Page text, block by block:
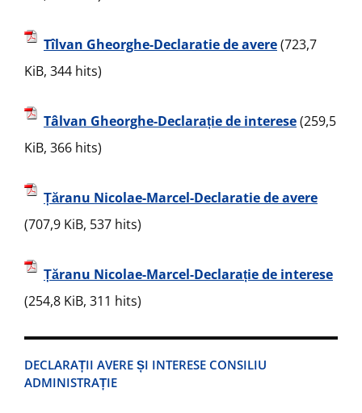
Tîlvan Gheorghe-Declaratie de avere(723,7
KiB, 344 hits)
Tâlvan Gheorghe-Declarație de interese(259,5
KiB, 366 hits)
Țăranu Nicolae-Marcel-Declaratie de avere
(707,9 KiB, 537 hits)
Țăranu Nicolae-Marcel-Declarație de interese
(254,8 KiB, 311 hits)
DECLARAȚII AVERE ȘI INTERESE CONSILIU
ADMINISTRAȚIE